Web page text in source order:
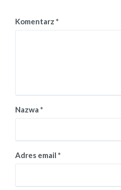
Komentarz *
Nazwa *
Adres email *